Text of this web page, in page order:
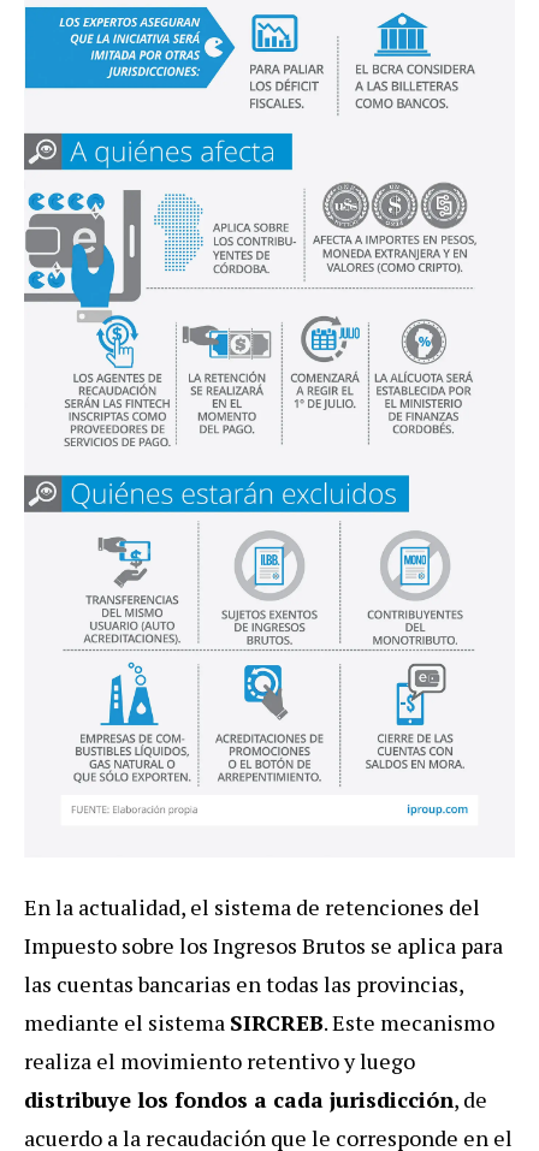
En la actualidad, el sistema de retenciones del
Impuesto sobre los Ingresos Brutos se aplica para
las cuentas bancarias en todas las provincias,
mediante el sistema SIRCREB. Este mecanismo
realiza el movimiento retentivo y luego
distribuye los fondos a cada jurisdicción, de
acuerdo a la recaudación que le corresponde en el